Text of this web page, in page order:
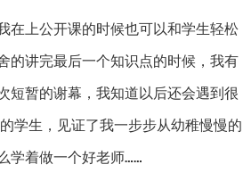
在上公开课的时候也可以和学生轻松
的讲完最后一个知识点的时候，我有
短暂的谢幕，我知道以后还会遇到很
学生，见证了我一步步从幼稚慢慢的
学着做一个好老师……